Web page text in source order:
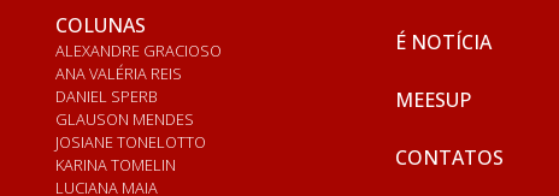
COLUNAS
ALEXANDRE GRACIOSO
ANA VALÉRIA REIS
DANIEL SPERB
GLAUSON MENDES
JOSIANE TONELOTTO
KARINA TOMELIN
LUCIANA MAIA
É NOTÍCIA
MEESUP
CONTATOS